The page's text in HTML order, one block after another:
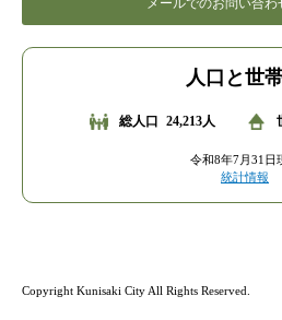
メールでのお問い合わ
人口と世
総人口 24,213人
令和8年7月31日
統計情報
Copyright Kunisaki City All Rights Reserved.